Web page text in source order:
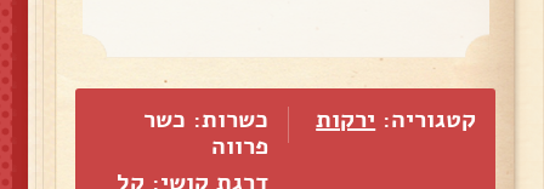
קטגוריה: ירקות
כשרות: כשר
פרווה
דרגת קושי: קל